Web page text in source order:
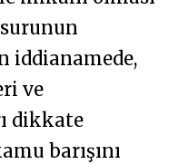
iddianamede,
ve
dikkate
barışını